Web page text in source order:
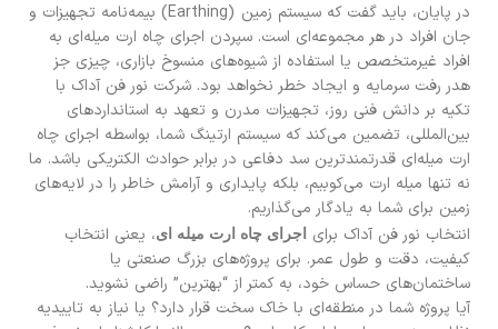
در پایان، باید گفت که سیستم زمین (Earthing) بیمه‌نامه تجهیزات و
جان افراد در هر مجموعه‌ای است. سپردن اجرای چاه ارت میله‌ای به
افراد غیرمتخصص یا استفاده از شیوه‌های منسوخ بازاری، چیزی جز
هدر رفت سرمایه و ایجاد خطر نخواهد بود. شرکت نور فن آداک با
تکیه بر دانش فنی روز، تجهیزات مدرن و تعهد به استانداردهای
بین‌المللی، تضمین می‌کند که سیستم ارتینگ شما، بواسطه اجرای چاه
ارت میله‌ای قدرتمندترین سد دفاعی در برابر حوادث الکتریکی باشد. ما
نه تنها میله ارت می‌کوبیم، بلکه پایداری و آرامش خاطر را در لایه‌های
زمین برای شما به یادگار می‌گذاریم.
انتخاب نور فن آداک برای
اجرای چاه ارت میله ای، یعنی انتخاب
کیفیت، دقت و طول عمر. برای پروژه‌های بزرگ صنعتی یا
ساختمان‌های حساس خود، به کمتر از “بهترین” راضی نشوید.
آیا پروژه شما در منطقه‌ای با خاک سخت قرار دارد؟ یا نیاز به تاییدیه